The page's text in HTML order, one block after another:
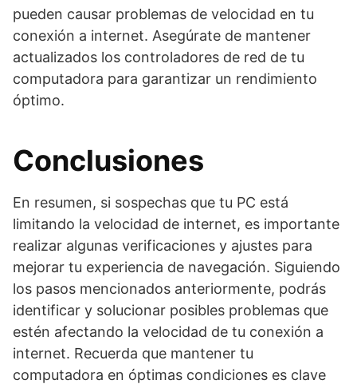
pueden causar problemas de velocidad en tu
conexión a internet. Asegúrate de mantener
actualizados los controladores de red de tu
computadora para garantizar un rendimiento
óptimo.
Conclusiones
En resumen, si sospechas que tu PC está
limitando la velocidad de internet, es importante
realizar algunas verificaciones y ajustes para
mejorar tu experiencia de navegación. Siguiendo
los pasos mencionados anteriormente, podrás
identificar y solucionar posibles problemas que
estén afectando la velocidad de tu conexión a
internet. Recuerda que mantener tu
computadora en óptimas condiciones es clave